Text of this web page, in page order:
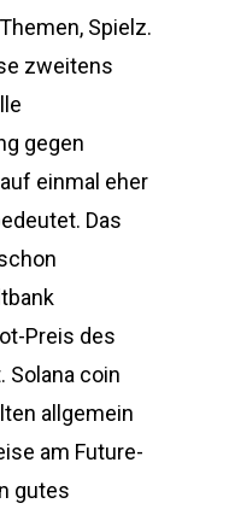
Spielz.
zweitens
gegen
einmal eher
Das
Preis des
Solana coin
allgemein
am Future-
gutes